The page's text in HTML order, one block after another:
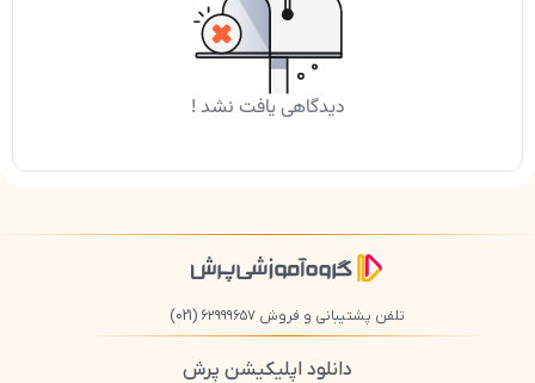
دیدگاهی یافت نشد !
تلفن پشتیبانی و فروش ۶۲۹۹۹۶۵۷ (021)
دانلود اپلیکیشن پرش